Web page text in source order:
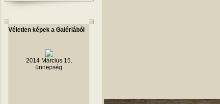
Véletlen képek a Galériából
2014 Március 15.
ünnepség